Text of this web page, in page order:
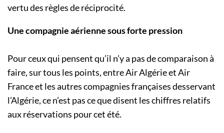
vertu des règles de réciprocité.
Une compagnie aérienne sous forte pression
Pour ceux qui pensent qu’il n’y a pas de comparaison à
faire, sur tous les points, entre Air Algérie et Air
France et les autres compagnies françaises desservant
l’Algérie, ce n’est pas ce que disent les chiffres relatifs
aux réservations pour cet été.